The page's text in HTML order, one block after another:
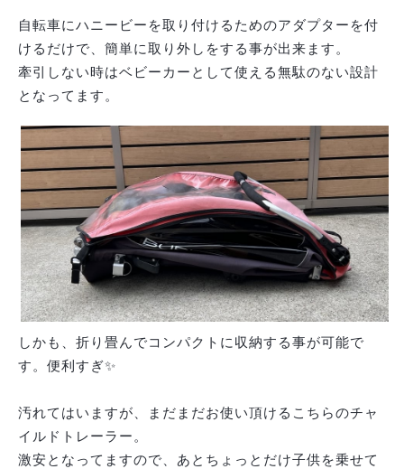
自転車にハニービーを取り付けるためのアダプターを付
けるだけで、簡単に取り外しをする事が出来ます。
牽引しない時はベビーカーとして使える無駄のない設計
となってます。
しかも、折り畳んでコンパクトに収納する事が可能で
す。便利すぎ✨
汚れてはいますが、まだまだお使い頂けるこちらのチャ
イルドトレーラー。
激安となってますので、あとちょっとだけ子供を乗せて